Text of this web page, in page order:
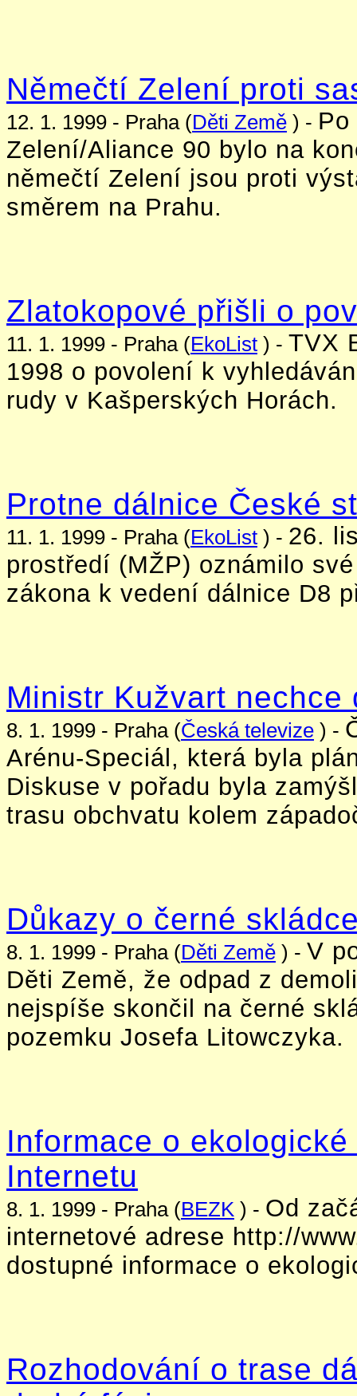
Němečtí Zelení proti
12. 1. 1999 - Praha (Děti Země ) -
Zelení/Aliance 90 bylo na
němečtí Zelení jsou proti
směrem na Prahu.
Zlatokopové přišli o
11. 1. 1999 - Praha (EkoList ) - TVX
1998 o povolení k
rudy v Kašperských Horách.
Protne dálnice České
11. 1. 1999 - Praha (EkoList ) - 26.
prostředí (MŽP) oznámilo
zákona k vedení dálnice D8
Ministr Kužvart nechce
8. 1. 1999 - Praha (Česká televize ) -
Arénu-Speciál, která byla
Diskuse v pořadu byla
trasu obchvatu kolem
Důkazy o černé
8. 1. 1999 - Praha (Děti Země ) - V
Děti Země, že odpad z
nejspíše skončil na černé
pozemku Josefa Litowczyka.
Informace o
Internetu
8. 1. 1999 - Praha (BEZK ) - Od
internetové adrese http://
dostupné informace o
Rozhodování o trase